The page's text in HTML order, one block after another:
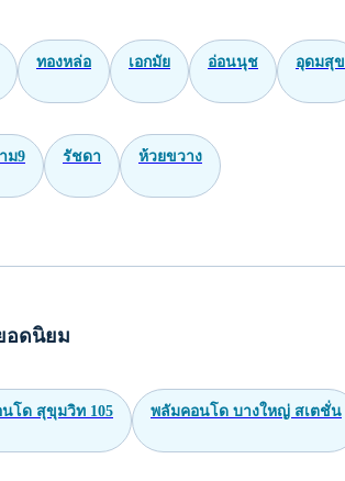
ทองหล่อ เอกมัย อ่อนนุช อุดมสุข
ม9 รัชดา ห้วยขวาง
อดนิยม
นโด สุขุมวิท 105 พลัมคอนโด บางใหญ่ สเตชั่น